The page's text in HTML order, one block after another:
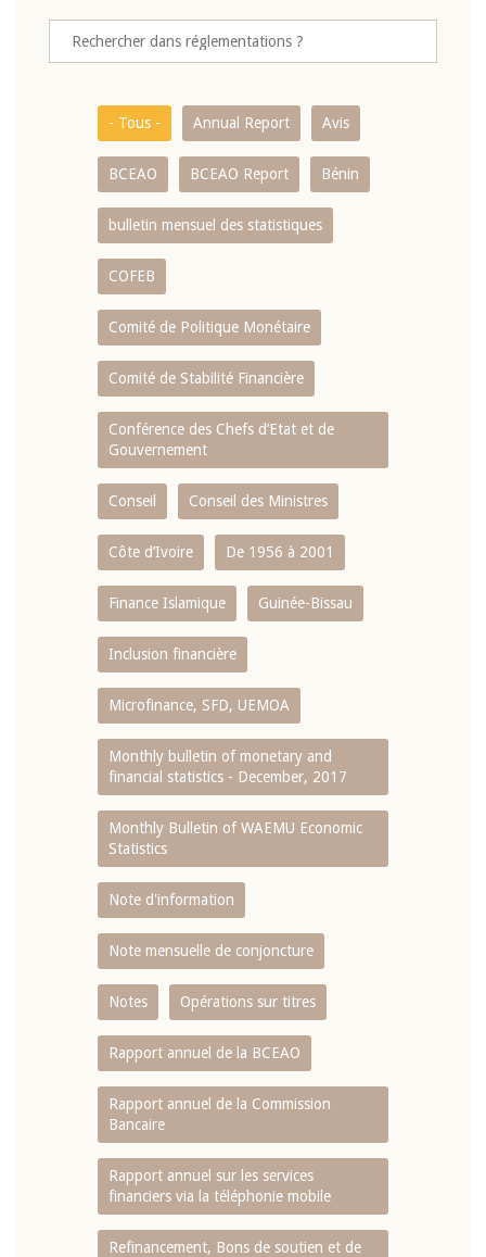
- Tous - Annual Report Avis
BCEAO BCEAO Report Bénin
bulletin mensuel des statistiques
COFEB
Comité de Politique Monétaire
Comité de Stabilité Financière
Conférence des Chefs d’Etat et de
Gouvernement
Conseil Conseil des Ministres
Côte d’Ivoire De 1956 à 2001
Finance Islamique Guinée-Bissau
Inclusion financière
Microfinance, SFD, UEMOA
Monthly bulletin of monetary and
financial statistics - December, 2017
Monthly Bulletin of WAEMU Economic
Statistics
Note d'information
Note mensuelle de conjoncture
Notes Opérations sur titres
Rapport annuel de la BCEAO
Rapport annuel de la Commission
Bancaire
Rapport annuel sur les services
financiers via la téléphonie mobile
Refinancement, Bons de soutien et de